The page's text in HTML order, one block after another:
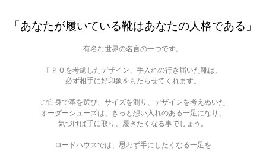
「あなたが履いている靴はあなたの人格である」
有名な世界の名言の一つです。
ＴＰＯを考慮したデザイン、手入れの行き届いた靴は、
必ず相手に好印象をもたらせてくれます。
ご自身で革を選び、サイズを測り、デザインを考えぬいた
オーダーシューズは、きっと想い入れのある一足になり、
気づけば手に取り、履きたくなる事でしょう。
ロードハウスでは、思わず手にしたくなる一足を